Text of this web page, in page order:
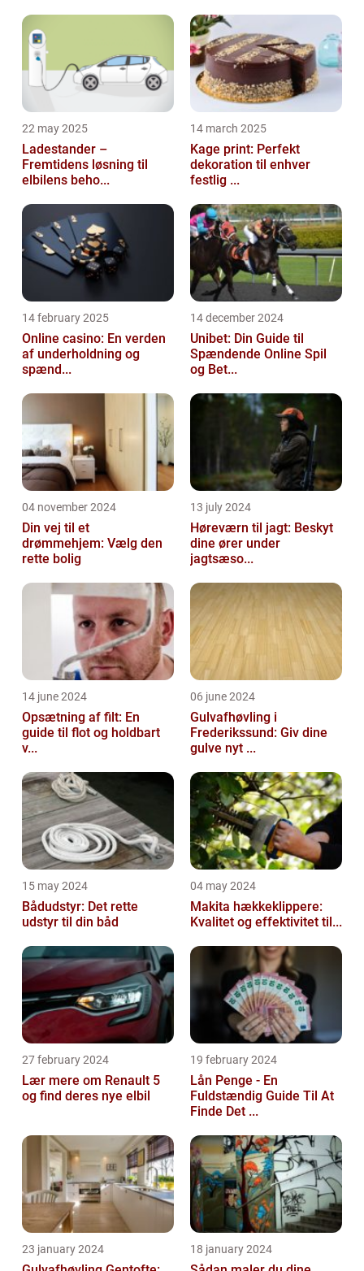
22 may 2025
Ladestander –
Fremtidens løsning til
elbilens beho...
14 march 2025
Kage print: Perfekt
dekoration til enhver
festlig ...
14 february 2025
Online casino: En verden
af underholdning og
spænd...
14 december 2024
Unibet: Din Guide til
Spændende Online Spil
og Bet...
04 november 2024
Din vej til et
drømmehjem: Vælg den
rette bolig
13 july 2024
Høreværn til jagt: Beskyt
dine ører under
jagtsæso...
14 june 2024
Opsætning af filt: En
guide til flot og holdbart
v...
06 june 2024
Gulvafhøvling i
Frederikssund: Giv dine
gulve nyt ...
15 may 2024
Bådudstyr: Det rette
udstyr til din båd
04 may 2024
Makita hækkeklippere:
Kvalitet og effektivitet til...
27 february 2024
Lær mere om Renault 5
og find deres nye elbil
19 february 2024
Lån Penge - En
Fuldstændig Guide Til At
Finde Det ...
23 january 2024 18 january 2024